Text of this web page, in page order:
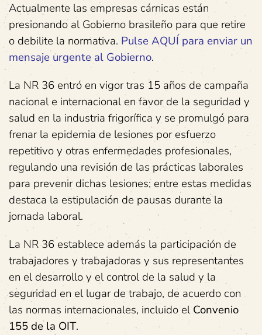
Actualmente las empresas cárnicas están
presionando al Gobierno brasileño para que retire
o debilite la normativa. Pulse AQUÍ para enviar un
mensaje urgente al Gobierno.
La NR 36 entró en vigor tras 15 años de campaña
nacional e internacional en favor de la seguridad y
salud en la industria frigorífica y se promulgó para
frenar la epidemia de lesiones por esfuerzo
repetitivo y otras enfermedades profesionales,
regulando una revisión de las prácticas laborales
para prevenir dichas lesiones; entre estas medidas
destaca la estipulación de pausas durante la
jornada laboral.
La NR 36 establece además la participación de
trabajadores y trabajadoras y sus representantes
en el desarrollo y el control de la salud y la
seguridad en el lugar de trabajo, de acuerdo con
las normas internacionales, incluido elConvenio
155 de la OIT.